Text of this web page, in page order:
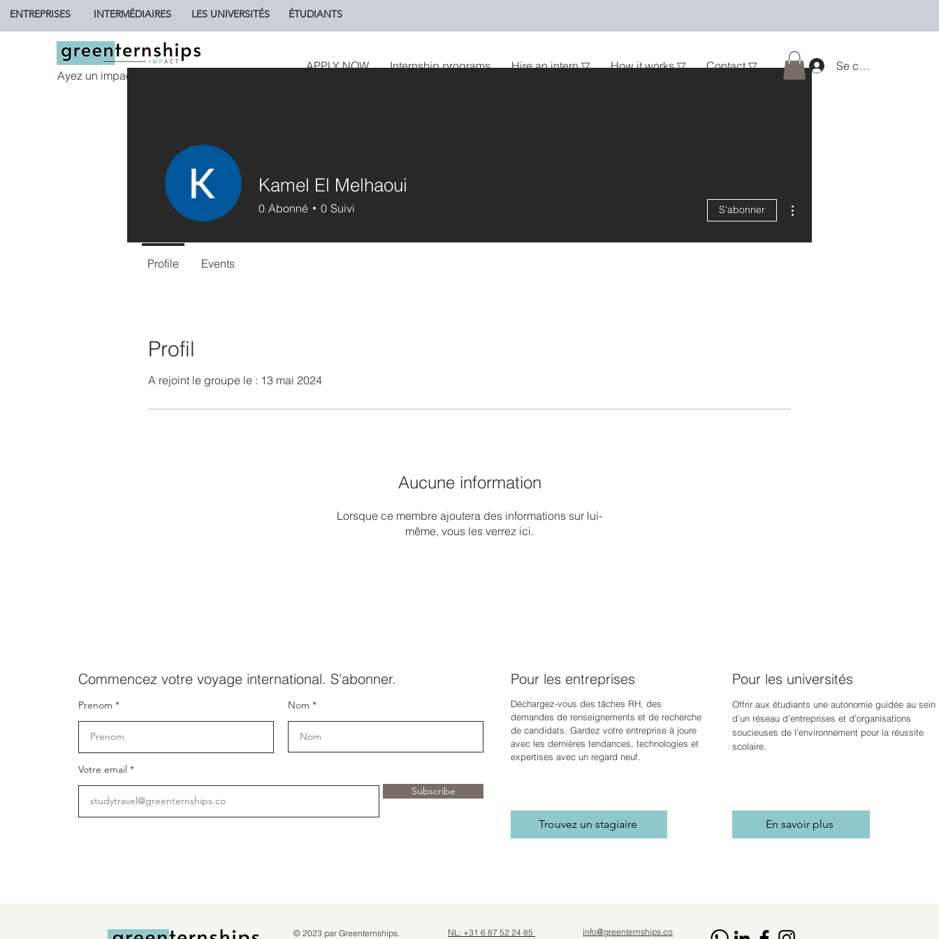
ENTREPRISES INTERMÉDIAIRES LES UNIVERSITÉS ÉTUDIANTS
Ayez un impact.
APPLY NOW Internship programs Hire an intern ▽ How it works ▽ Contact ▽ Se connecter
Profil
A rejoint le groupe le : 13 mai 2024
Aucune information
Lorsque ce membre ajoutera des informations sur lui-
même, vous les verrez ici.
Kamel El Melhaoui
0 Abonné 0 Suivi S'abonner
Profile Events
Commencez votre voyage international. S'abonner.
Prenom Nom
Votre email
Subscribe
Pour les entreprises Pour les universités
Déchargez-vous des tâches RH, des
demandes de renseignements et de recherche
de candidats. Gardez votre entreprise à joure
avec les dernières tendances, technologies et
expertises avec un regard neuf.
Offrir aux étudiants une autonomie guidée au sein
d’un réseau d’entreprises et d’organisations
soucieuses de l’environnement pour la réussite
scolaire.
Trouvez un stagiaire En savoir plus
© 2023 par Greenternships.
NL: +31 6 87 52 24 85
info@greenternships.co